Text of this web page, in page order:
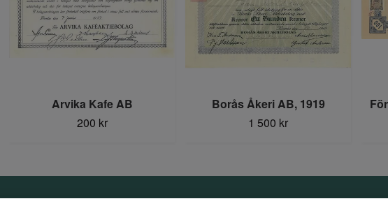
Arvika Kafe AB
200 kr
Borås Åkeri AB, 1919
1 500 kr